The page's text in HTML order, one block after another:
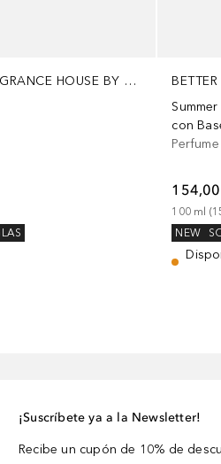
BETTER WORLD FRAGRANCE HOUSE BY DRAKE
con
Perfume
100 ml (
NEW
¡Suscríbete ya a la Newsletter!
Recibe un cupón de 10% de